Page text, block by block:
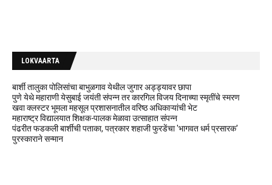
LOKVAARTA
बार्शी तालुका पोलिसांचा बाभुळगाव येथील जुगार अड्ड्यावर छापा
पुणे येथे महाराणी येसुबाई जयंती संपन्न तर कारगिल विजय दिनाच्या स्मृतींचे स्मरण
खवा क्लस्टर भूमला महसूल प्रशासनातील वरिष्ठ अधिकाऱ्यांची भेट
महाराष्ट्र विद्यालयात शिक्षक-पालक मेळावा उत्साहात संपन्न
पंढरीत फडकली बार्शीची पताका, पत्रकार शहाजी फुरडेंचा 'भागवत धर्म प्रसारक'
पुरस्काराने सन्मान